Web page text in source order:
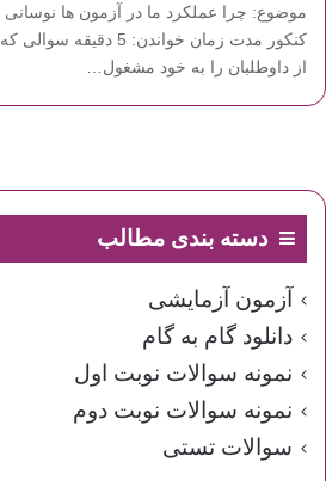
موضوع: چرا عملکرد ما در آزمون ها
کنکور مدت زمان
از داوطلبان را به خود مشغول…
دسته بندی مطالب
آزمون آزمایشی
دانلود گام به گام
نمونه سوالات نوبت اول
نمونه سوالات نوبت دوم
سوالات تستی